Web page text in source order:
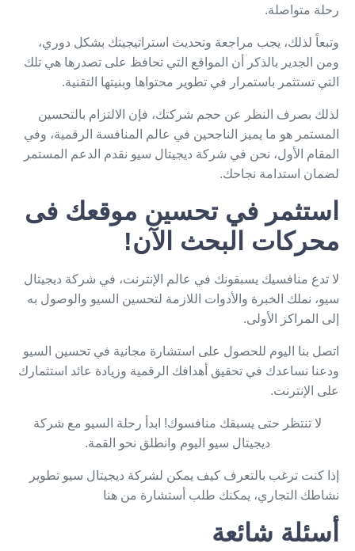
رحلة متواصلة.
وتبعاً لذلك، يجب مراجعة وتحديث استراتيجيتك بشكل دوري،
ومن الجدير بالذكر أن المواقع التي تحافظ على تصدرها هي تلك
التي تستثمر باستمرار في تطوير محتواها وبنيتها التقنية.
لذلك بصرف النظر عن حجم شركتك، فإن الالتزام بالتحسين
المستمر هو ما يميز الناجحين في عالم المنافسة الرقمية، وفي
المقام الأول، نحن في شركة ديجيتال سيو نقدم الدعم المستمر
لضمان استدامة نجاحك.
استثمر في تحسين موقعك فى
محركات البحث الآن!
لا تدع منافسيك يسبقونك في عالم الإنترنت، في شركة ديجيتال
سيو، نملك الخبرة والأدوات اللازمة لتحسين السيو والوصول به
إلى المراكز الأولى.
اتصل بنا اليوم للحصول على استشارة مجانية في تحسين السيو
ودعنا نساعدك في تحقيق أهدافك الرقمية وزيادة عائد استثمارك
على الإنترنت.
لا تنتظر حتى يسبقك منافسوك! ابدأ رحلة السيو مع شركة
ديجيتال سيو اليوم وانطلق نحو القمة.
إذا كنت ترغب بالتعرف كيف يمكن لشركة ديجيتال سيو تطوير
نشاطك التجاري،يمكنك طلب أستشارة من هنا
أسئلة شائعة